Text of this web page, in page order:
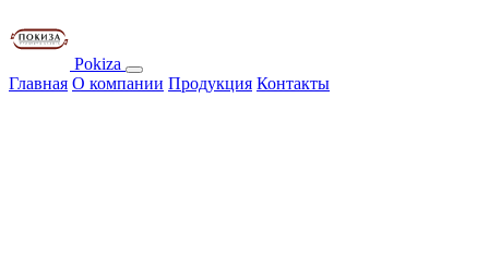
Pokiza
Главная О компании Продукция Контакты